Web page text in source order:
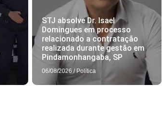
STJ absolve Dr. Isael
Domingues em processo
relacionado a contratação
realizada durante gestão em
Pindamonhangaba, SP
06/08/2026 / Política